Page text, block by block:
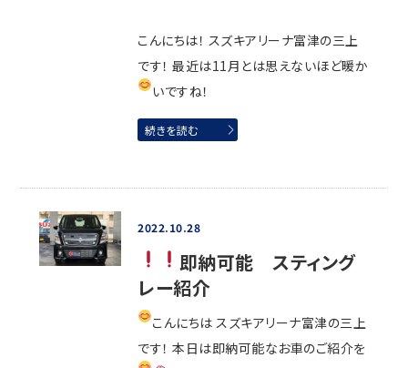
こんにちは！ スズキアリーナ富津の三上
です！ 最近は11月とは思えないほど暖か
いですね！
続きを読む
2022.10.28
即納可能 スティング
レー紹介
こんにちは スズキアリーナ富津の三上
です！ 本日は即納可能なお車のご紹介を